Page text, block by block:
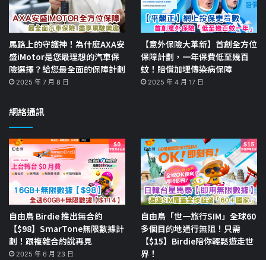
馬路上的守護神！為什麼AXA安
盛iMotor是您最理想的汽車保
險選擇？給您最全面的保障計劃
2025 年 7 月 8 日
【意外保險大革新】首創全方位
保障計劃，一年保費低至幾百
蚊！賠償加埋傳染病保障
2025 年 4 月 17 日
網絡通訊
自由鳥 Birdie 推出無合約
【$98】SmarTone無限數據計
劃！跟複雜合約說再見
2025 年 6 月 23 日
自由鳥「世一旅行SIM」全球60
多個目的地通行無阻！只需
【$15】Birdie陪你輕鬆遊走世
界！